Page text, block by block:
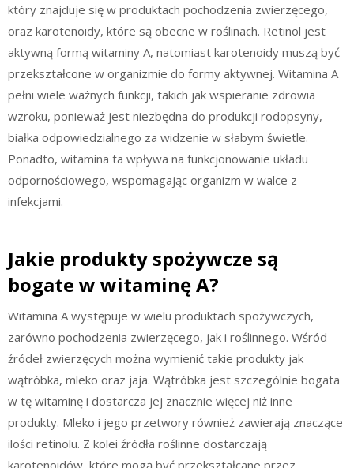
który znajduje się w produktach pochodzenia zwierzęcego,
oraz karotenoidy, które są obecne w roślinach. Retinol jest
aktywną formą witaminy A, natomiast karotenoidy muszą być
przekształcone w organizmie do formy aktywnej. Witamina A
pełni wiele ważnych funkcji, takich jak wspieranie zdrowia
wzroku, ponieważ jest niezbędna do produkcji rodopsyny,
białka odpowiedzialnego za widzenie w słabym świetle.
Ponadto, witamina ta wpływa na funkcjonowanie układu
odpornościowego, wspomagając organizm w walce z
infekcjami.
Jakie produkty spożywcze są
bogate w witaminę A?
Witamina A występuje w wielu produktach spożywczych,
zarówno pochodzenia zwierzęcego, jak i roślinnego. Wśród
źródeł zwierzęcych można wymienić takie produkty jak
wątróbka, mleko oraz jaja. Wątróbka jest szczególnie bogata
w tę witaminę i dostarcza jej znacznie więcej niż inne
produkty. Mleko i jego przetwory również zawierają znaczące
ilości retinolu. Z kolei źródła roślinne dostarczają
karotenoidów, które mogą być przekształcane przez